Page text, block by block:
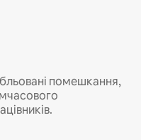
помешкання,